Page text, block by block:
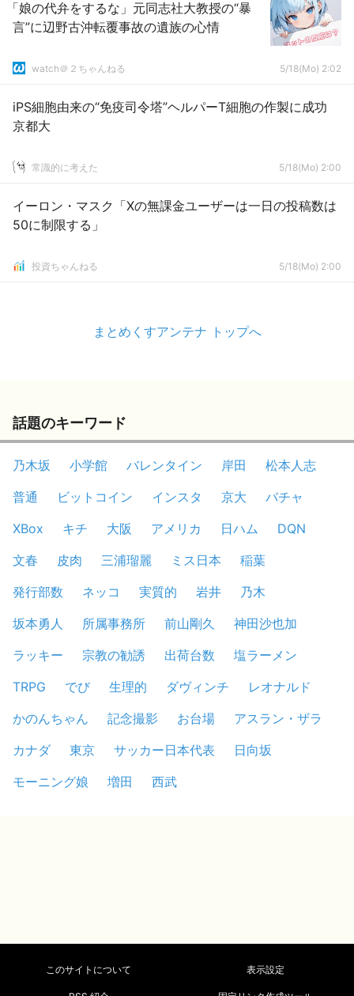
「娘の代弁をするな」元同志社大教授の“暴
言”に辺野古沖転覆事故の遺族の心情
watch＠２ちゃんねる 5/18(Mo) 2:02
iPS細胞由来の“免疫司令塔”ヘルパーT細胞の作製に成功
京都大
常識的に考えた 5/18(Mo) 2:00
イーロン・マスク「Xの無課金ユーザーは一日の投稿数は
50に制限する」
投資ちゃんねる 5/18(Mo) 2:00
まとめくすアンテナ トップへ
話題のキーワード
乃木坂 小学館 バレンタイン 岸田
松本人志
普通
ビットコイン インスタ 京大
バチャ
XBox
キチ 大阪 アメリカ 日ハム
DQN
文春
皮肉 三浦瑠麗 ミス日本
稲葉
発行部数
ネッコ 実質的 岩井
乃木
坂本勇人
所属事務所 前山剛久
神田沙也加
ラッキー
宗教の勧誘 出荷台数
塩ラーメン
TRPG
でび 生理的 ダヴィンチ
レオナルド
かのんちゃん
記念撮影 お台場
アスラン・ザラ
カナダ
東京 サッカー日本代表
日向坂
モーニング娘
増田 西武
このサイトについて 表示設定